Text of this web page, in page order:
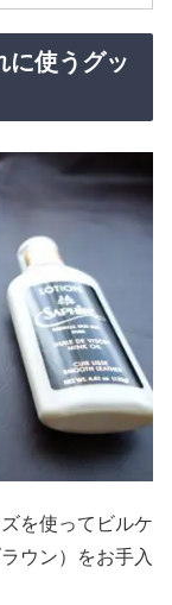
に使うグッ
を使ってビルケ
ウン）をお手入